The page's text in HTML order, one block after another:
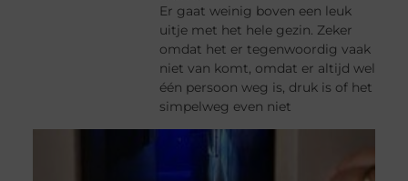
Er gaat weinig boven een leuk
uitje met het hele gezin. Zeker
omdat het er tegenwoordig vaak
niet van komt, omdat er altijd wel
één persoon weg is, druk is of het
simpelweg even niet